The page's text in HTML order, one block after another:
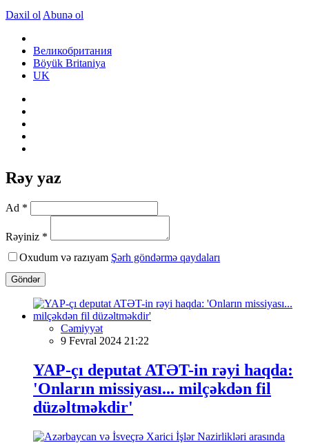
Daxil ol Abunə ol
Великобритания
Böyük Britaniya
UK
Rəy yaz
Ad *
Rəyiniz *
Oxudum və razıyam Şərh göndərmə qaydaları
Göndər
Cəmiyyət
9 Fevral 2024 21:22
YAP-çı deputat ATƏT-in rəyi haqda:
'Onların missiyası... milçəkdən fil
düzəltməkdir'